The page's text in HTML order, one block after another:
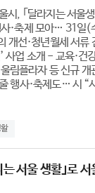
시, ｢달라지는 서울
사·축제 모아… 31일(
선·청년월세 서류
사업 소개 - 교육·건
림플라자 등 신규 개
행사·축제도… 시 “
서울 생활｣로 서